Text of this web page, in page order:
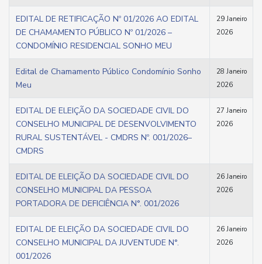
EDITAL DE RETIFICAÇÃO Nº 01/2026 AO EDITAL
DE CHAMAMENTO PÚBLICO Nº 01/2026 –
CONDOMÍNIO RESIDENCIAL SONHO MEU
29 Janeiro
2026
Edital de Chamamento Público Condomínio Sonho
Meu
28 Janeiro
2026
EDITAL DE ELEIÇÃO DA SOCIEDADE CIVIL DO
CONSELHO MUNICIPAL DE DESENVOLVIMENTO
RURAL SUSTENTÁVEL - CMDRS Nº. 001/2026–
CMDRS
27 Janeiro
2026
EDITAL DE ELEIÇÃO DA SOCIEDADE CIVIL DO
CONSELHO MUNICIPAL DA PESSOA
PORTADORA DE DEFICIÊNCIA N°. 001/2026
26 Janeiro
2026
EDITAL DE ELEIÇÃO DA SOCIEDADE CIVIL DO
CONSELHO MUNICIPAL DA JUVENTUDE N°.
001/2026
26 Janeiro
2026